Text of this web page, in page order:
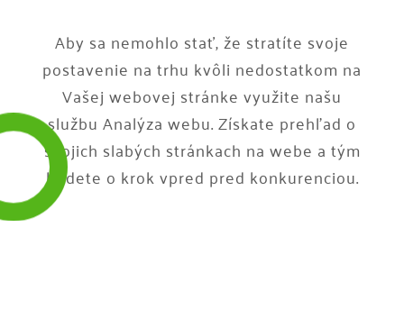
Aby sa nemohlo stať, že stratíte svoje
postavenie na trhu kvôli nedostatkom na
Vašej webovej stránke využite našu
službu Analýza webu. Získate prehľad o
svojich slabých stránkach na webe a tým
budete o krok vpred pred konkurenciou.